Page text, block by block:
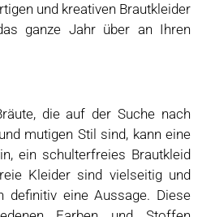
und kreativen Brautkleider
ganze Jahr über an Ihren
die auf der Suche nach
mutigen Stil sind, kann eine
ein schulterfreies Brautkleid
Kleider sind vielseitig und
definitiv eine Aussage. Diese